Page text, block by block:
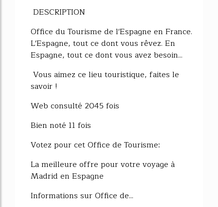
DESCRIPTION
Office du Tourisme de l'Espagne en France.
L'Espagne, tout ce dont vous rêvez. En
Espagne, tout ce dont vous avez besoin...
Vous aimez ce lieu touristique, faites le
savoir !
Web consulté 2045 fois
Bien noté 11 fois
Votez pour cet Office de Tourisme:
La meilleure offre pour votre voyage à
Madrid en Espagne
Informations sur Office de...